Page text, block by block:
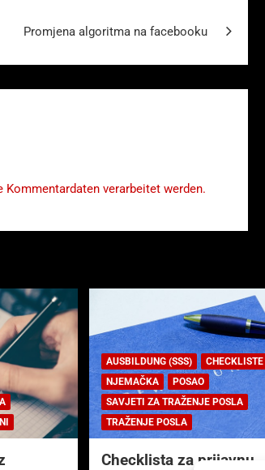
Promjena algoritma na facebooku
Kommentardaten verarbeitet werden.
AUSBILDUNG (SSS)
CHECKLISTE
NJEMAČKA
POSAO
SAVJETI ZA TRAŽENJE POSLA
TRAŽENJE POSLA
Checklista za prijavnu